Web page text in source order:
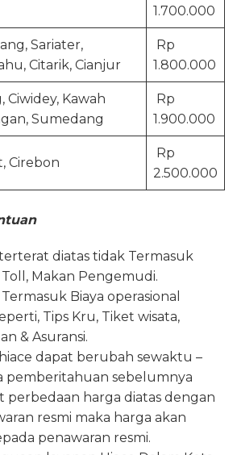
1.700.000
Sariater,
Citarik, Cianjur
Rp
1.800.000
Kawah
Sumedang
Rp
1.900.000
Cirebon
Rp
2.500.000
diatas tidak Termasuk
Toll, Makan Pengemudi.
Biaya operasional
Tips Kru, Tiket wisata,
& Asuransi.
dapat berubah sewaktu –
pemberitahuan sebelumnya
perbedaan harga diatas dengan
resmi maka harga akan
penawaran resmi.